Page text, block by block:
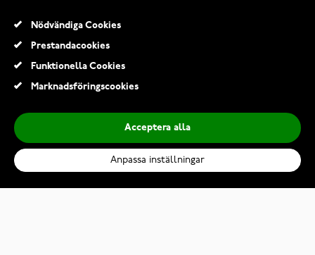
Suunto Run Frost Gray med silikonarmband
2 070,00 Kr 2 190,00 Kr
Nödvändiga Cookies
Prestandacookies
Funktionella Cookies
Marknadsföringscookies
Acceptera alla
Anpassa inställningar